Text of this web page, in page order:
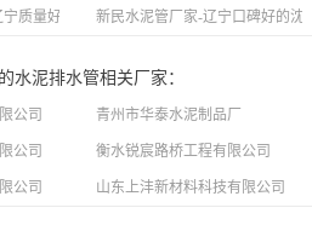
质量好的混凝土毒饵站新民水泥管厂家-辽宁口碑好的沈
水泥排水管相关厂家：
公司 青州市华泰水泥制品厂
公司 衡水锐宸路桥工程有限公司
公司 山东上沣新材料科技有限公司